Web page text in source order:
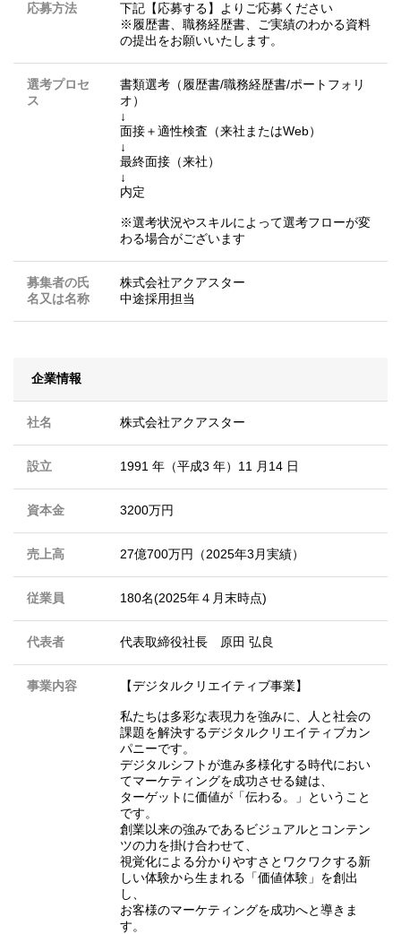
応募方法
下記【応募する】よりご応募ください
※履歴書、職務経歴書、ご実績のわかる資料
の提出をお願いいたします。
選考プロセ
ス
書類選考（履歴書/職務経歴書/ポートフォリ
オ）
↓
面接＋適性検査（来社またはWeb）
↓
最終面接（来社）
↓
内定
※選考状況やスキルによって選考フローが変
わる場合がございます
募集者の氏
名又は名称
株式会社アクアスター
中途採用担当
企業情報
社名 株式会社アクアスター
設立 1991 年（平成3 年）11 月14 日
資本金 3200万円
売上高 27億700万円（2025年3月実績）
従業員 180名(2025年４月末時点)
代表者 代表取締役社長 原田 弘良
事業内容 【デジタルクリエイティブ事業】
私たちは多彩な表現力を強みに、人と社会の
課題を解決するデジタルクリエイティブカン
パニーです。
デジタルシフトが進み多様化する時代におい
てマーケティングを成功させる鍵は、
ターゲットに価値が「伝わる。」ということ
です。
創業以来の強みであるビジュアルとコンテン
ツの力を掛け合わせて、
視覚化による分かりやすさとワクワクする新
しい体験から生まれる「価値体験」を創出
し、
お客様のマーケティングを成功へと導きま
す。